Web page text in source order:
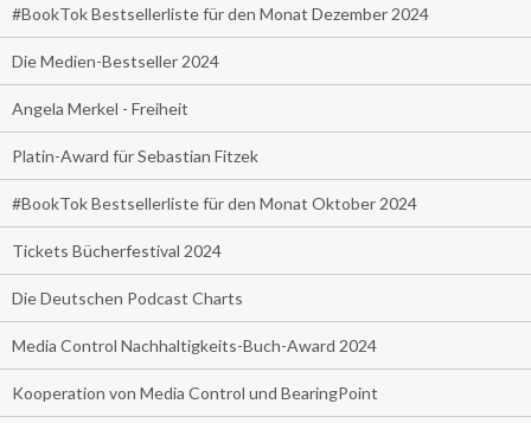
#BookTok Bestsellerliste für den Monat Dezember 2024
Die Medien-Bestseller 2024
Angela Merkel - Freiheit
Platin-Award für Sebastian Fitzek
#BookTok Bestsellerliste für den Monat Oktober 2024
Tickets Bücherfestival 2024
Die Deutschen Podcast Charts
Media Control Nachhaltigkeits-Buch-Award 2024
Kooperation von Media Control und BearingPoint